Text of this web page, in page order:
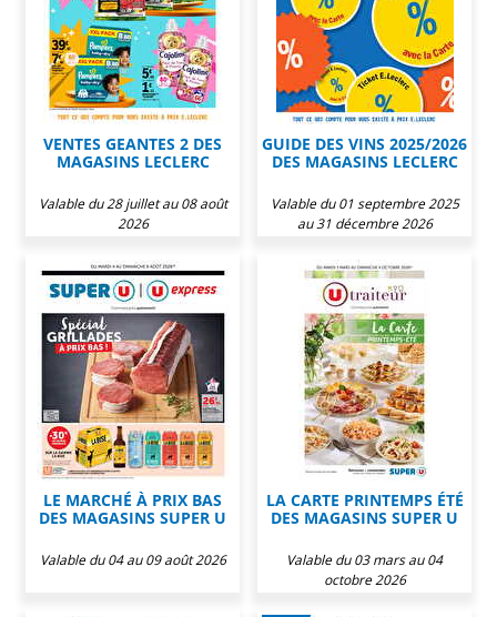
VENTES GEANTES 2 DES
MAGASINS LECLERC
Valable du 28 juillet au 08 août
2026
GUIDE DES VINS 2025/2026
DES MAGASINS LECLERC
Valable du 01 septembre 2025
au 31 décembre 2026
LE MARCHÉ À PRIX BAS
DES MAGASINS SUPER U
Valable du 04 au 09 août 2026
LA CARTE PRINTEMPS ÉTÉ
DES MAGASINS SUPER U
Valable du 03 mars au 04
octobre 2026